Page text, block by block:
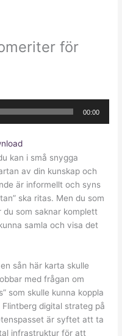
för
00:00
kan i små snygga
av din kunskap och
är informellt och syns
ska ritas. Men du som
du som saknar komplett
samla och visa det
sån här karta skulle
med frågan om
som skulle kunna koppla
digital strateg på
är syftet att ta
infrastruktur för att